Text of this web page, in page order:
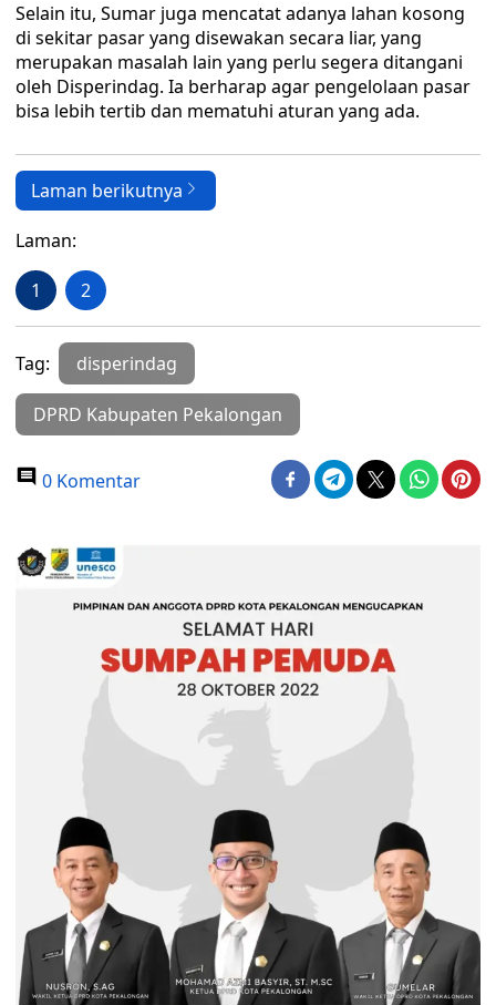
Selain itu, Sumar juga mencatat adanya lahan kosong
di sekitar pasar yang disewakan secara liar, yang
merupakan masalah lain yang perlu segera ditangani
oleh Disperindag. Ia berharap agar pengelolaan pasar
bisa lebih tertib dan mematuhi aturan yang ada.
Laman berikutnya
Laman:
1 2
Tag: disperindag
DPRD Kabupaten Pekalongan
0 Komentar